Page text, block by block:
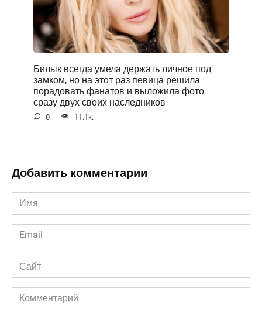
Билык всегда умела держать личное под
замком, но на этот раз певица решила
порадовать фанатов и выложила фото
сразу двух своих наследников
0 11.1к.
Добавить комментарии
Имя
*
Email
*
Сайт
Комментарий